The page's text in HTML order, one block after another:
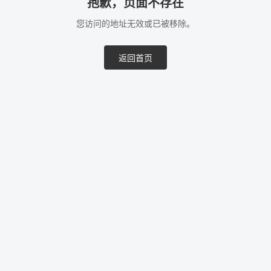
抱歉，页面不存在
您访问的地址无效或已被移除。
返回首页